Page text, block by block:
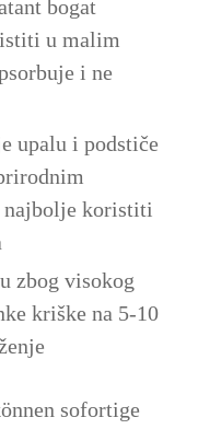
bogat
u malim
i ne
upalu i podstiče
koristiti
zbog visokog
kriške na 5-10
sofortige